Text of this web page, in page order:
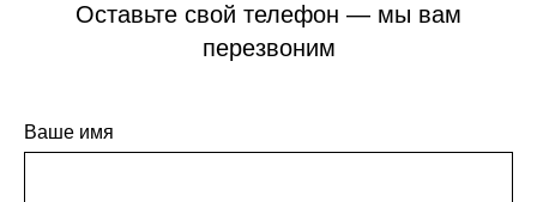
Оставьте свой телефон — мы вам
перезвоним
Ваше имя